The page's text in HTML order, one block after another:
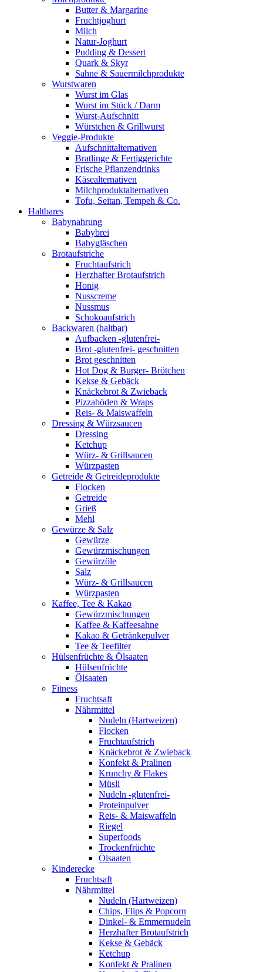
Butter & Margarine
Fruchtjoghurt
Milch
Natur-Joghurt
Pudding & Dessert
Quark & Skyr
Sahne & Sauermilchprodukte
Wurstwaren
Wurst im Glas
Wurst im Stück / Darm
Wurst-Aufschnitt
Würstchen & Grillwurst
Veggie-Produkte
Aufschnittalternativen
Bratlinge & Fertiggerichte
Frische Pflanzendrinks
Käsealternativen
Milchproduktalternativen
Tofu, Seitan, Tempeh & Co.
Haltbares
Babynahrung
Babybrei
Babygläschen
Brotaufstriche
Fruchtaufstrich
Herzhafter Brotaufstrich
Honig
Nusscreme
Nussmus
Schokoaufstrich
Backwaren (haltbar)
Aufbacken -glutenfrei-
Brot -glutenfrei- geschnitten
Brot geschnitten
Hot Dog & Burger- Brötchen
Kekse & Gebäck
Knäckebrot & Zwieback
Pizzaböden & Wraps
Reis- & Maiswaffeln
Dressing & Würzsaucen
Dressing
Ketchup
Würz- & Grillsaucen
Würzpasten
Getreide & Getreideprodukte
Flocken
Getreide
Grieß
Mehl
Gewürze & Salz
Gewürze
Gewürzmischungen
Gewürzöle
Salz
Würz- & Grillsaucen
Würzpasten
Kaffee, Tee & Kakao
Gewürzmischungen
Kaffee & Kaffeesahne
Kakao & Getränkepulver
Tee & Teefilter
Hülsenfrüchte & Ölsaaten
Hülsenfrüchte
Ölsaaten
Fitness
Fruchtsaft
Nährmittel
Nudeln (Hartweizen)
Flocken
Fruchtaufstrich
Knäckebrot & Zwieback
Konfekt & Pralinen
Krunchy & Flakes
Müsli
Nudeln -glutenfrei-
Proteinpulver
Reis- & Maiswaffeln
Riegel
Superfoods
Trockenfrüchte
Ölsaaten
Kinderecke
Fruchtsaft
Nährmittel
Nudeln (Hartweizen)
Chips, Flips & Popcorn
Dinkel- & Emmernudeln
Herzhafter Brotaufstrich
Kekse & Gebäck
Ketchup
Konfekt & Pralinen